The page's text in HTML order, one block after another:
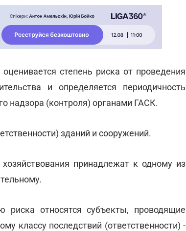
степень риска от проведения
и определяется периодичность
надзора (контроля) органами ГАСК.
зданий и сооружений.
принадлежат к одному из
риска относятся субъекты, проводящие
классу последствий (ответственности) -